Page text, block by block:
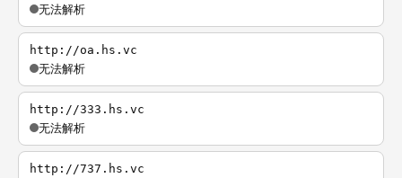
无法解析
http://oa.hs.vc
无法解析
http://333.hs.vc
无法解析
http://737.hs.vc